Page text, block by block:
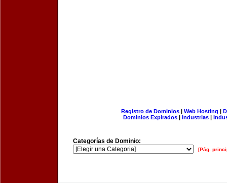
Registro de Dominios| Web Hosting |
Dominios Expirados | Industrias |
Categorías de Dominio:
[Pág.